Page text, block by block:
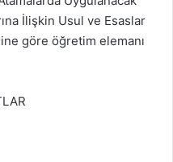
İlişkin Usul ve Esaslar
göre öğretim elemanı